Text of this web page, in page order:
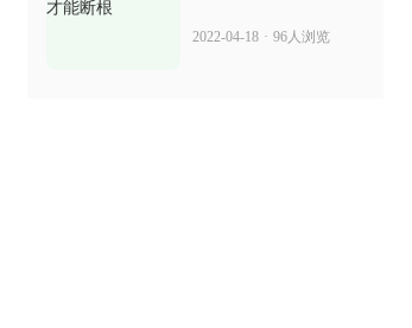
2022-04-18 · 96人浏览